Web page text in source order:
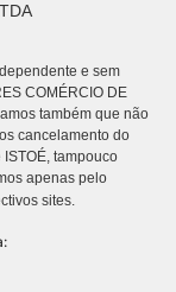
e sem
COMÉRCIO DE
também que não
cancelamento do
tampouco
apenas pelo
sites.